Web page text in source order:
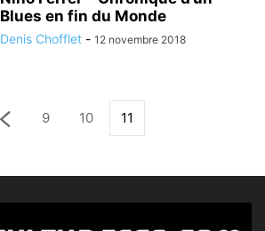
Blues en fin du Monde
Denis Chofflet - 12 novembre 2018
9 10 11